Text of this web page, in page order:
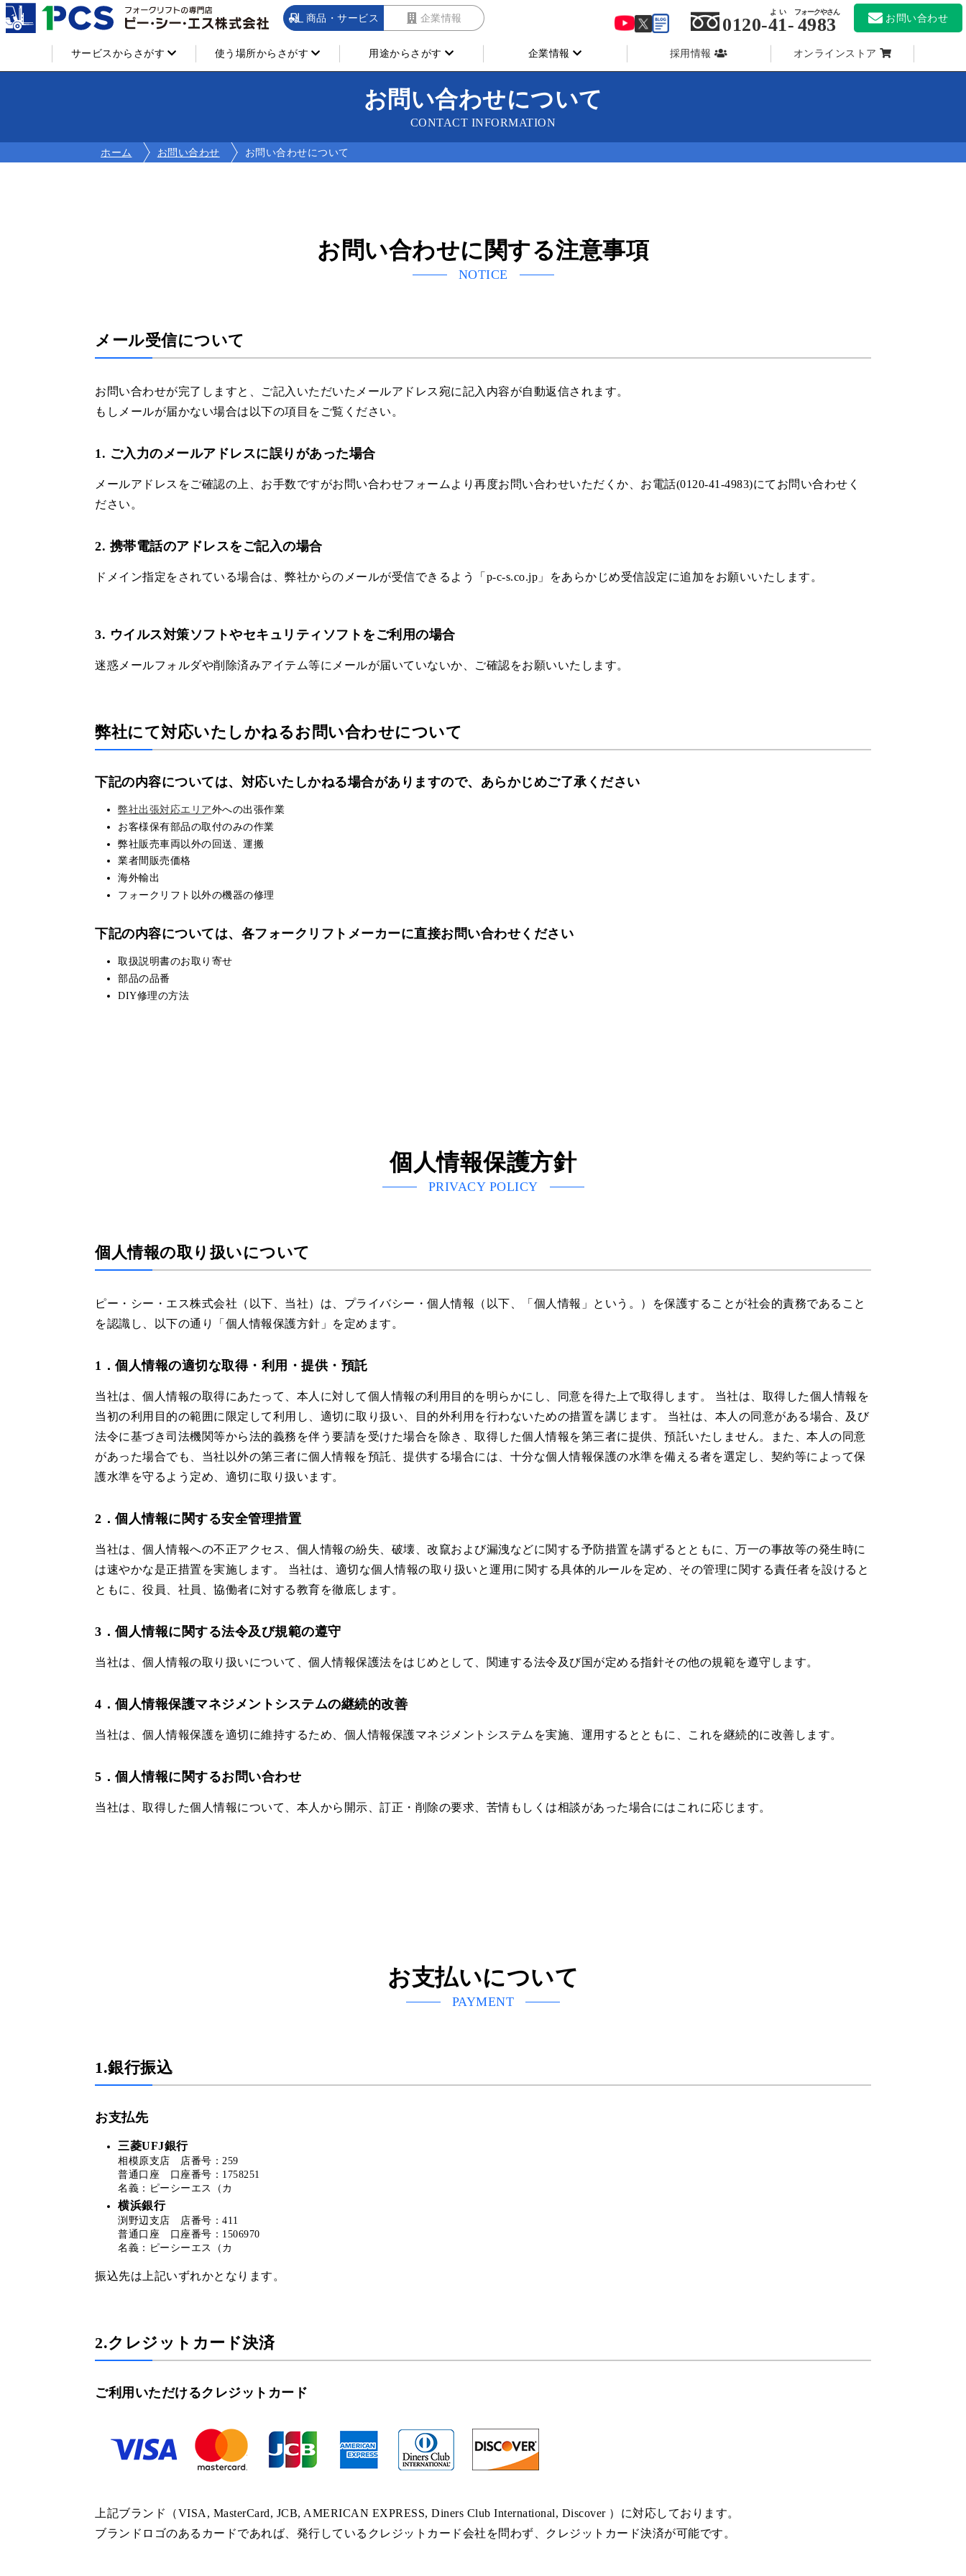
商品・サービス 企業情報 0120-41
よい
- 4983
フォークやさん
お問い合わせ
サービスからさがす 使う場所からさがす 用途からさがす 企業情報 採用情報 オンラインストア
お問い合わせについて
CONTACT INFORMATION
ホーム お問い合わせ お問い合わせについて
お問い合わせに関する注意事項
NOTICE
メール受信について
お問い合わせが完了しますと、ご記入いただいたメールアドレス宛に記入内容が自動返信されます。
もしメールが届かない場合は以下の項目をご覧ください。
1. ご入力のメールアドレスに誤りがあった場合
メールアドレスをご確認の上、お手数ですがお問い合わせフォームより再度お問い合わせいただくか、お電話(0120-41-4983)にてお問い合わせく
ださい。
2. 携帯電話のアドレスをご記入の場合
ドメイン指定をされている場合は、弊社からのメールが受信できるよう「p-c-s.co.jp」をあらかじめ受信設定に追加をお願いいたします。
3. ウイルス対策ソフトやセキュリティソフトをご利用の場合
迷惑メールフォルダや削除済みアイテム等にメールが届いていないか、ご確認をお願いいたします。
弊社にて対応いたしかねるお問い合わせについて
下記の内容については、対応いたしかねる場合がありますので、あらかじめご了承ください
弊社出張対応エリア外への出張作業
お客様保有部品の取付のみの作業
弊社販売車両以外の回送、運搬
業者間販売価格
海外輸出
フォークリフト以外の機器の修理
下記の内容については、各フォークリフトメーカーに直接お問い合わせください
取扱説明書のお取り寄せ
部品の品番
DIY修理の方法
個人情報保護方針
PRIVACY POLICY
個人情報の取り扱いについて
ピー・シー・エス株式会社（以下、当社）は、プライバシー・個人情報（以下、「個人情報」という。）を保護することが社会的責務であること
を認識し、以下の通り「個人情報保護方針」を定めます。
1．個人情報の適切な取得・利用・提供・預託
当社は、個人情報の取得にあたって、本人に対して個人情報の利用目的を明らかにし、同意を得た上で取得します。 当社は、取得した個人情報を
当初の利用目的の範囲に限定して利用し、適切に取り扱い、目的外利用を行わないための措置を講じます。 当社は、本人の同意がある場合、及び
法令に基づき司法機関等から法的義務を伴う要請を受けた場合を除き、取得した個人情報を第三者に提供、預託いたしません。また、本人の同意
があった場合でも、当社以外の第三者に個人情報を預託、提供する場合には、十分な個人情報保護の水準を備える者を選定し、契約等によって保
護水準を守るよう定め、適切に取り扱います。
2．個人情報に関する安全管理措置
当社は、個人情報への不正アクセス、個人情報の紛失、破壊、改竄および漏洩などに関する予防措置を講ずるとともに、万一の事故等の発生時に
は速やかな是正措置を実施します。 当社は、適切な個人情報の取り扱いと運用に関する具体的ルールを定め、その管理に関する責任者を設けると
ともに、役員、社員、協働者に対する教育を徹底します。
3．個人情報に関する法令及び規範の遵守
当社は、個人情報の取り扱いについて、個人情報保護法をはじめとして、関連する法令及び国が定める指針その他の規範を遵守します。
4．個人情報保護マネジメントシステムの継続的改善
当社は、個人情報保護を適切に維持するため、個人情報保護マネジメントシステムを実施、運用するとともに、これを継続的に改善します。
5．個人情報に関するお問い合わせ
当社は、取得した個人情報について、本人から開示、訂正・削除の要求、苦情もしくは相談があった場合にはこれに応じます。
お支払いについて
PAYMENT
1.銀行振込
お支払先
三菱UFJ銀行
相模原支店 店番号：259
普通口座 口座番号：1758251
名義：ピーシーエス（カ
横浜銀行
渕野辺支店 店番号：411
普通口座 口座番号：1506970
名義：ピーシーエス（カ
振込先は上記いずれかとなります。
2.クレジットカード決済
ご利用いただけるクレジットカード
上記ブランド（VISA, MasterCard, JCB, AMERICAN EXPRESS, Diners Club International, Discover ）に対応しております。
ブランドロゴのあるカードであれば、発行しているクレジットカード会社を問わず、クレジットカード決済が可能です。